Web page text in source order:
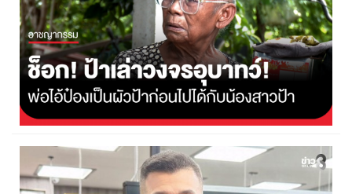
ช็อก! ป้าแฉวงจรอุบาทว์ "พ่อไอ้ป๋อง" เป็นผัวป้า...
4 สิงหาคม 2569 9,921